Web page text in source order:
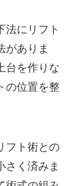
法にリフト
がありま
台を作りな
の位置を整
フト術との
さく済みま